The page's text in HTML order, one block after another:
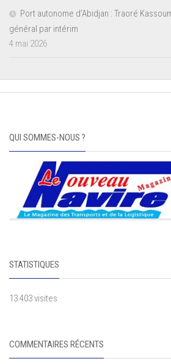
Port autonome d’Abidjan : Traoré
général par intérim
4 mai 2026
QUI SOMMES-NOUS ?
STATISTIQUES
13 403 visites
COMMENTAIRES RÉCENTS